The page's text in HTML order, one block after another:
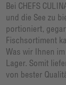
Bei CHEFS
und die See zu
portioniert,
Fischsortiment
Was wir Ihnen
Lager. Somit
von bester